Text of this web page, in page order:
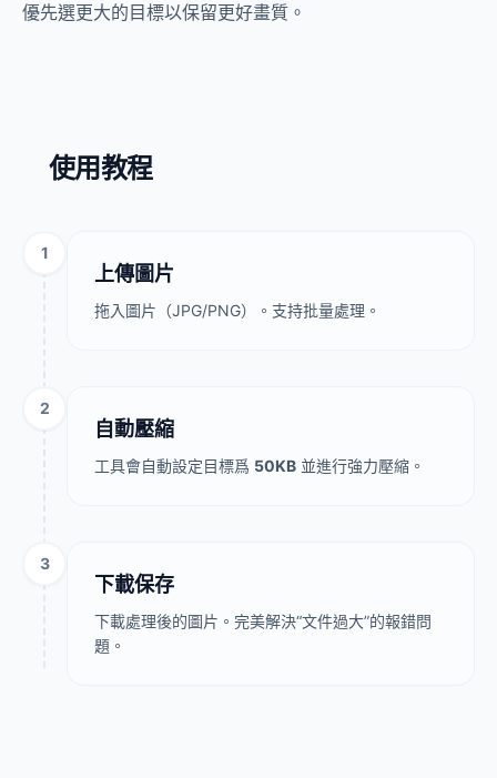
優先選更大的目標以保留更好畫質。
使用教程
1
上傳圖片
拖入圖片（JPG/PNG）。支持批量處理。
2
自動壓縮
工具會自動設定目標爲 50KB 並進行強力壓縮。
3
下載保存
下載處理後的圖片。完美解決“文件過大”的報錯問
題。